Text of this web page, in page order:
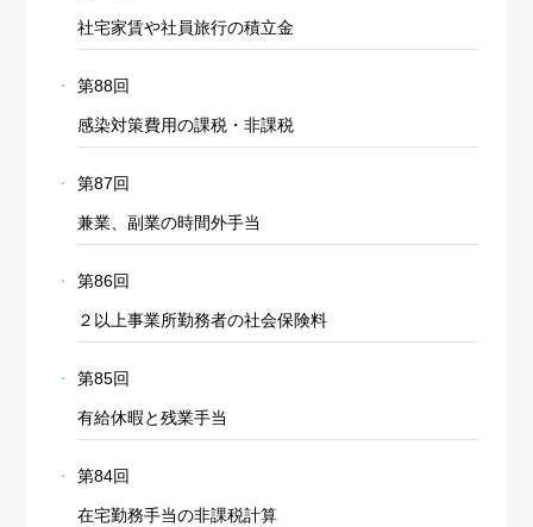
社宅家賃や社員旅行の積立金
第88回
感染対策費用の課税・非課税
第87回
兼業、副業の時間外手当
第86回
２以上事業所勤務者の社会保険料
第85回
有給休暇と残業手当
第84回
在宅勤務手当の非課税計算